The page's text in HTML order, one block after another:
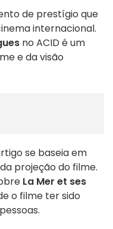
de prestígio que
internacional.
no ACID é um
e da visão
se baseia em
projeção do filme.
La Mer et ses
o filme ter sido